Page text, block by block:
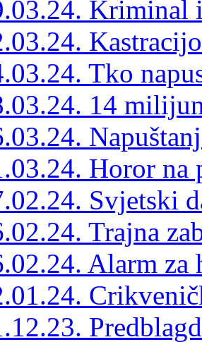
Kriminal
Tko
14
Horor na
Svjetski
Trajna
Alarm